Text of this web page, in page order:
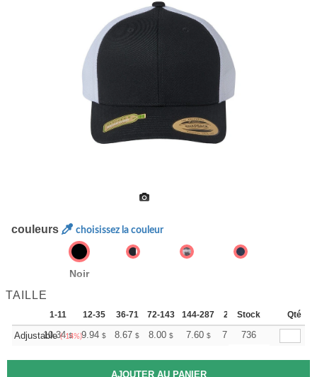
couleurs choisissez la couleur
Noir
TAILLE
1-11 12-35 36-71 72-143 144-287 288 + Plus
Stock Qté
Adjustable(-14%)
10.34 $ 9.94 $ 8.67 $ 8.00 $ 7.60 $ 7.47 $
736